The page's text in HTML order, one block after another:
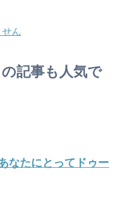
せん
記事も人気で
なたにとってドゥー